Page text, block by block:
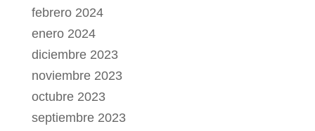
febrero 2024
enero 2024
diciembre 2023
noviembre 2023
octubre 2023
septiembre 2023